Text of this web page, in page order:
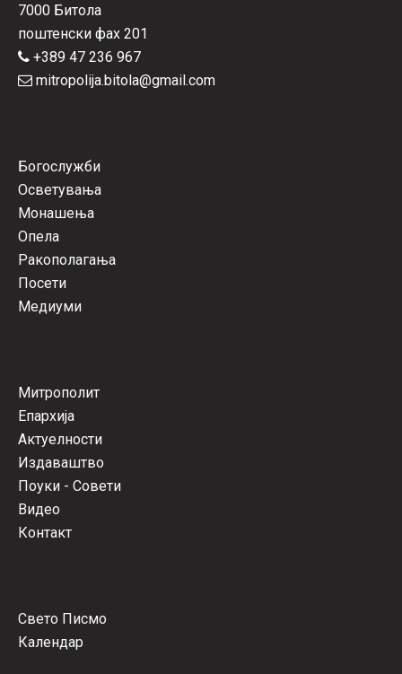
7000 Битола
поштенски фах 201
+389 47 236 967
mitropolija.bitola@gmail.com
Богослужби
Осветувања
Монашења
Опела
Ракополагања
Посети
Медиуми
Митрополит
Епархија
Актуелности
Издаваштво
Поуки - Совети
Видео
Контакт
Свето Писмо
Календар